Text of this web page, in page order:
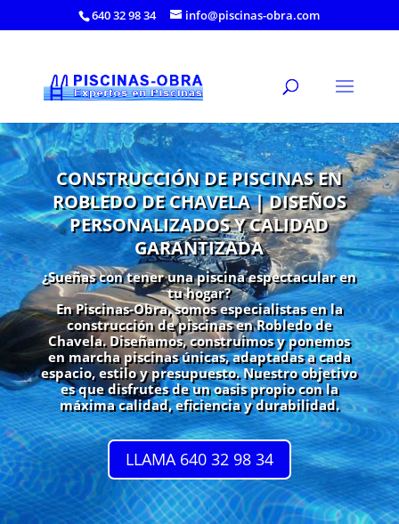
640 32 98 34 info@piscinas-obra.com
CONSTRUCCIÓN DE PISCINAS EN
ROBLEDO DE CHAVELA | DISEÑOS
PERSONALIZADOS Y CALIDAD
GARANTIZADA
¿Sueñas con tener una piscina espectacular en
tu hogar?
En Piscinas-Obra, somos especialistas en la
construcción de piscinas en Robledo de
Chavela. Diseñamos, construimos y ponemos
en marcha piscinas únicas, adaptadas a cada
espacio, estilo y presupuesto. Nuestro objetivo
es que disfrutes de un oasis propio con la
máxima calidad, eficiencia y durabilidad.
LLAMA 640 32 98 34